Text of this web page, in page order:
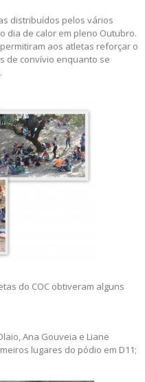
distribuídos pelos vários
dia de calor em pleno Outubro.
aos atletas reforçar o
de convívio enquanto se
do COC obtiveram alguns
Ana Gouveia e Liane
lugares do pódio em D11;